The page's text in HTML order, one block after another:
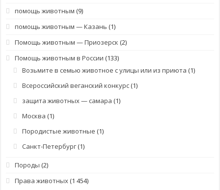
помощь животным (9)
помощь животным — Казань (1)
Помощь животным — Приозерск (2)
Помощь животным в России (133)
Возьмите в семью животное с улицы или из приюта (1)
Всероссийский веганский конкурс(1)
защита животных — самара (1)
Москва (1)
Породистые животные (1)
Санкт-Петербург(1)
Породы (2)
Права животных(1 454)